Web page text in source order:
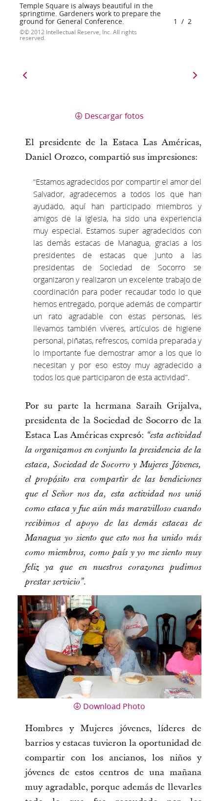
Temple Square is always beautiful in the
springtime. Gardeners work to prepare the
ground for General Conference.
© 2012 Intellectual Reserve, Inc. All rights
reserved.
1 / 2
Descargar fotos
El presidente de la Estaca Las Américas,
Daniel Orozco, compartió sus impresiones:
“Estamos agradecidos por compartir el amor del
Salvador, agradecemos a todos los que han
ayudado, aquí han participado miembros y
amigos de la Iglesia, ha sido una experiencia
muy especial. Estamos super agradecidos con
las demás estacas de Managua, gracias a los
presidentes de estacas que junto a las
presidentas de Sociedad de Socorro se
organizaron y realizaron un excelente trabajo de
coordinación para poder recaudar todo lo que
hemos entregado, porque además de compartir
un rato agradable con estas personas, les
llevamos también víveres, artículos de higiene
personal, piñatas, refrescos, comida preparada y
lo importante fue demostrar amor a los que lo
necesitan y por eso estoy muy agradecido a
todos los que participaron de esta actividad”.
Por su parte la hermana Saraih Grijalva,
presidenta de la Sociedad de Socorro de la
Estaca Las Américas expresó: “esta actividad
la organizamos en conjunto la presidencia de la
estaca, Sociedad de Socorro y Mujeres Jóvenes,
el propósito era compartir de las bendiciones
que el Señor nos da, esta actividad nos unió
como estaca y fue aún más maravilloso cuando
recibimos el apoyo de las demás estacas de
Managua yo siento que esto nos ha unido más
como miembros, como país y yo me siento muy
feliz ya que en nuestros corazones pudimos
prestar servicio”.
Download Photo
Hombres y Mujeres jóvenes, líderes de
barrios y estacas tuvieron la oportunidad de
compartir con los ancianos, los niños y
jóvenes de estos centros de una mañana
muy agradable, porque además de llevarles